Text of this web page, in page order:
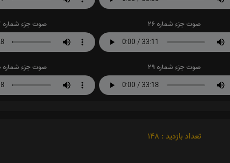
صوت جزء شماره 26 صوت جزء شماره 27
صوت جزء شماره 29 صوت جزء شماره 30
تعداد بازدید : 148